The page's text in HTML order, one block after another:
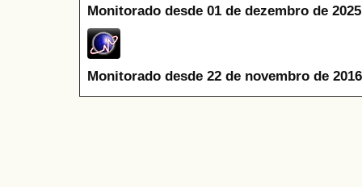
Monitorado desde 01 de dezembro de
Monitorado desde 22 de novembro de